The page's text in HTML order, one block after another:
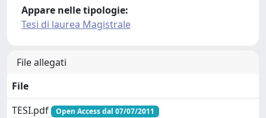
Appare nelle tipologie:
Tesi di laurea Magistrale
File allegati
File
TESI.pdf
Open Access dal 07/07/2011